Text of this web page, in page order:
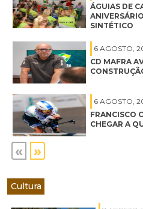
ÁGUIAS DE
SINTÉTICO
6 AGOSTO,
CD MAFRA
6 AGOSTO,
FRANCISCO
CHEGAR A
« »
Cultura